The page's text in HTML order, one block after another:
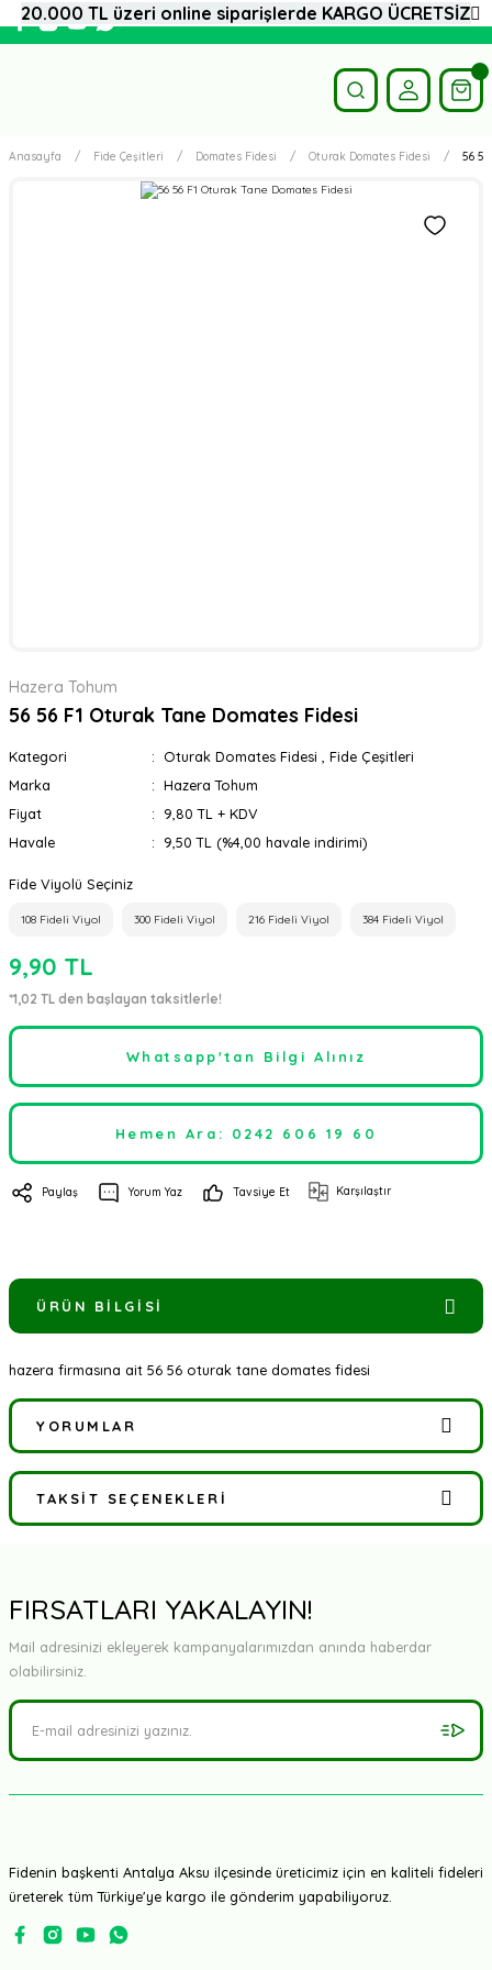
Anasayfa Fide Çeşitleri Domates Fidesi Oturak Domates Fidesi 56
Hazera Tohum
56 56 F1 Oturak Tane Domates Fidesi
Kategori Oturak Domates Fidesi
Fide Çeşitleri
Marka
Hazera Tohum
Fiyat
9,80 TL + KDV
Havale
9,50 TL (%4,00 havale indirimi)
Fide Viyolü Seçiniz
108 Fideli Viyol 300 Fideli Viyol 216 Fideli Viyol 384 Fideli Viyol
9,90 TL
*1,02 TL den başlayan taksitlerle!
Whatsapp'tan Bilgi Alınız
Hemen Ara: 0242 606 19 60
Paylaş Yorum Yaz Tavsiye Et Karşılaştır
ÜRÜN BILGISI
hazera firmasına ait 56 56 oturak tane domates fidesi
YORUMLAR
Bu ürüne ilk yorumu siz yapın!
TAKSIT SEÇENEKLERI
FIRSATLARI YAKALAYIN!
Mail adresinizi ekleyerek kampanyalarımızdan anında haberdar
olabilirsiniz.
Fidenin başkenti Antalya Aksu ilçesinde üreticimiz için en kaliteli fideleri
üreterek tüm Türkiye'ye kargo ile gönderim yapabiliyoruz.
20.000 TL üzeri online siparişlerde KARGO ÜCRETSİZ